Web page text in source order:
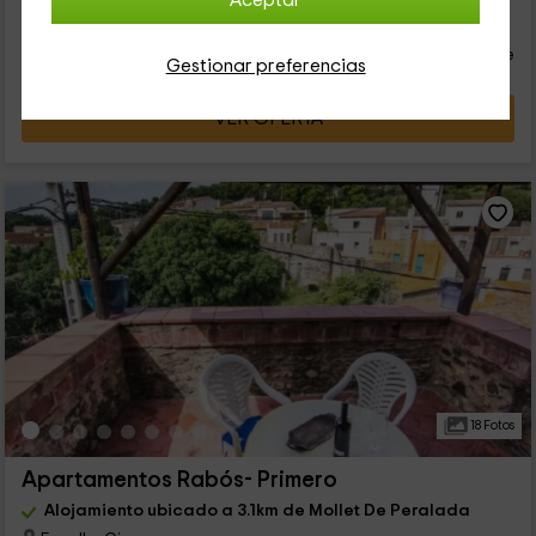
Gestionar preferencias
Cancelación 30 días antes
29
persona y noche
VER OFERTA
18 Fotos
Apartamentos Rabós- Primero
Alojamiento ubicado a 3.1km de Mollet De Peralada